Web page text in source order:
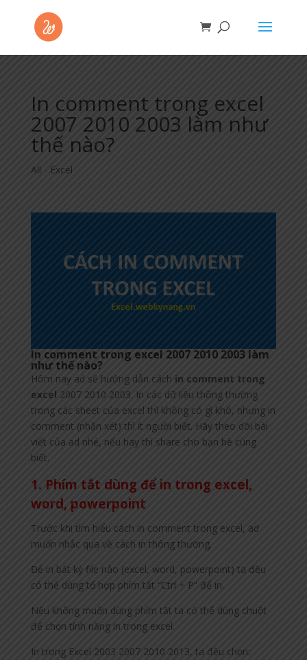
In comment trong excel
2007 2010 2003 làm như
thế nào?
All - Excel
In comment trong excel 2007 2010 2003 làm
như thế nào?
Hôm nay ad sẽ hướng dẫn cách in comment trong
excel 2007 2010 2003. In các dữ liệu thông thường
trong các sheet của excel thì không có gì khó, nhưng in
comment (nhận xét) thì ít người biết. Hãy theo dõi bài
viết của ad nhé, nếu hay thì share cho bạn bè cùng
biết.
1. Phím tắt dùng để in trong excel,
word, powerpoint
Trước khi tìm hiểu cách in comment trong excel, ad
muốn nhắc qua về cách in thông thường.
Để in bất kỳ file nào (excel, word, powerpoint) ta đều
có thể dùng tổ hợp phím tắt “Ctrl + P” để in.
Nếu không muốn dùng phím tắt ta có thể dùng chuột
để chọn tính năng in trong excel.
In trong Excel 2003 2007 2010 2013, ta đều chọn: